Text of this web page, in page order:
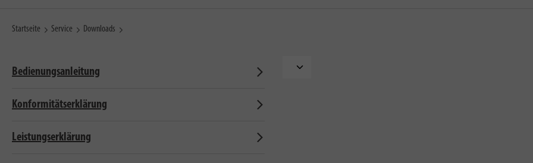
Startseite Service Downloads
Bedienungsanleitung
Konformitätserklärung
Leistungserklärung